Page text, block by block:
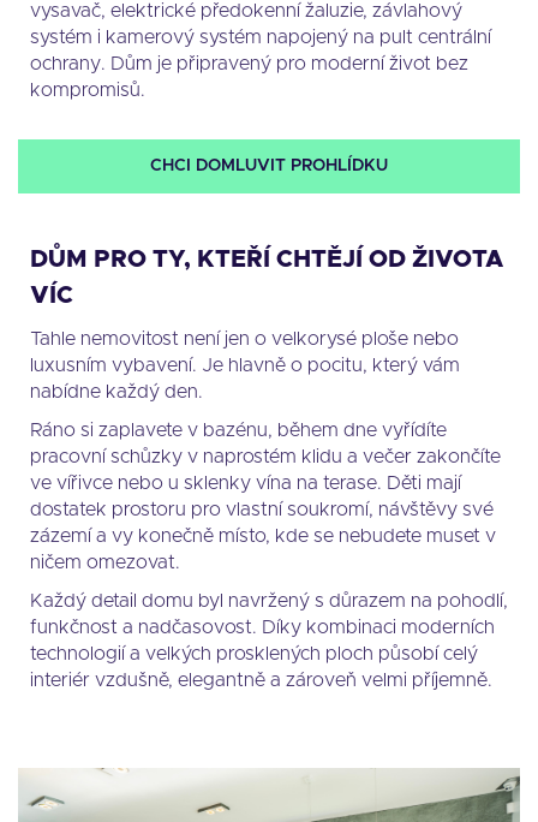
vysavač, elektrické předokenní žaluzie, závlahový
systém i kamerový systém napojený na pult centrální
ochrany. Dům je připravený pro moderní život bez
kompromisů.
CHCI DOMLUVIT PROHLÍDKU
DŮM PRO TY, KTEŘÍ CHTĚJÍ OD ŽIVOTA
VÍC
Tahle nemovitost není jen o velkorysé ploše nebo
luxusním vybavení. Je hlavně o pocitu, který vám
nabídne každý den.
Ráno si zaplavete v bazénu, během dne vyřídíte
pracovní schůzky v naprostém klidu a večer zakončíte
ve vířivce nebo u sklenky vína na terase. Děti mají
dostatek prostoru pro vlastní soukromí, návštěvy své
zázemí a vy konečně místo, kde se nebudete muset v
ničem omezovat.
Každý detail domu byl navržený s důrazem na pohodlí,
funkčnost a nadčasovost. Díky kombinaci moderních
technologií a velkých prosklených ploch působí celý
interiér vzdušně, elegantně a zároveň velmi příjemně.